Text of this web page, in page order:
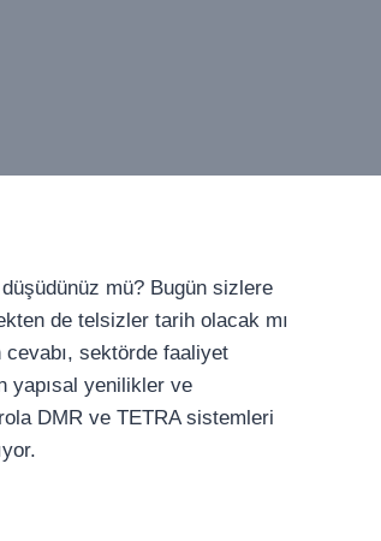
mü? Bugün sizlere
de telsizler tarih olacak mı
sektörde faaliyet
yapısal yenilikler ve
DMR ve TETRA sistemleri